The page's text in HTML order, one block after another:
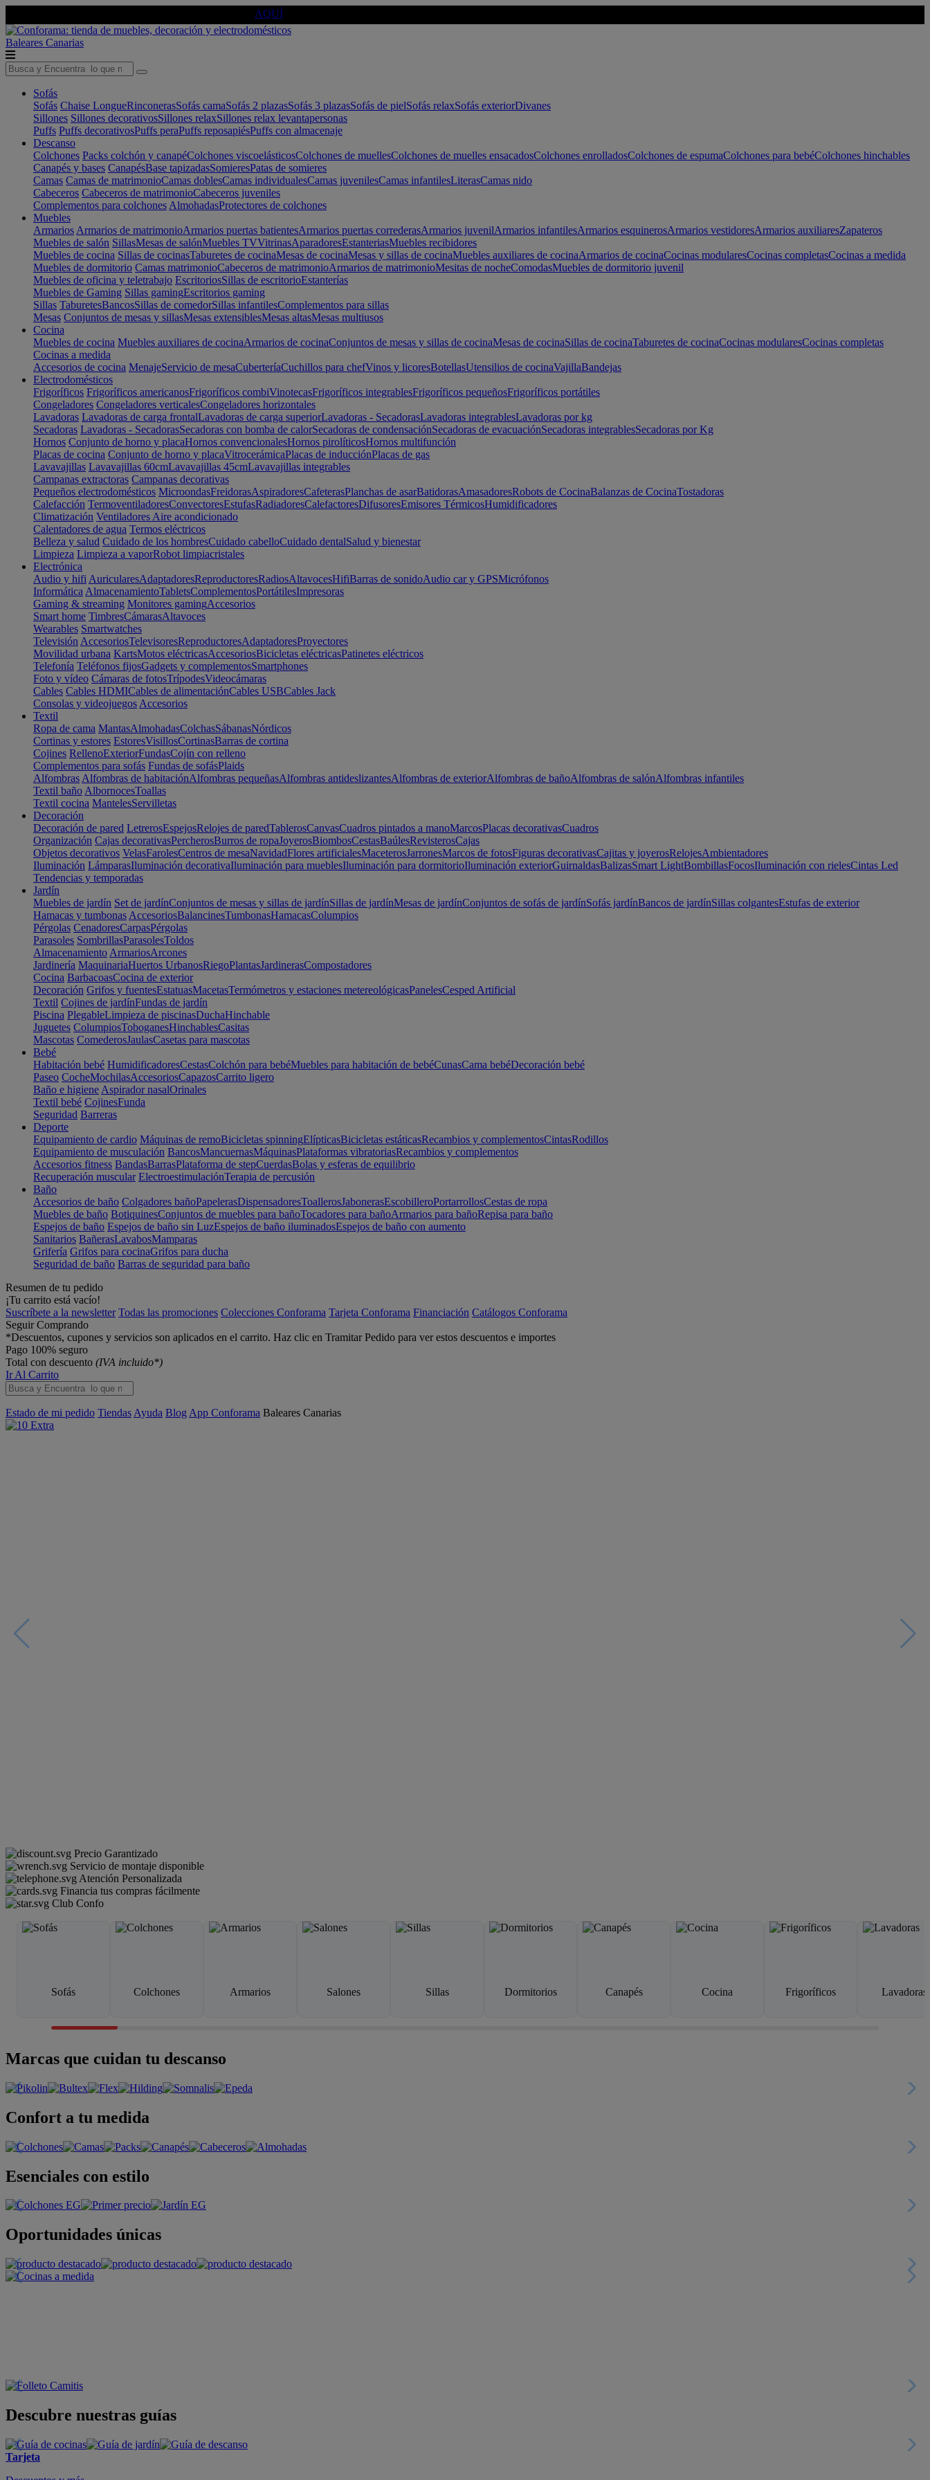
AQUÍ
Baleares Canarias
Sofás
Sofás Chaise LongueRinconerasSofás camaSofás 2 plazasSofás 3 plazasSofás de pielSofás relaxSofás exteriorDivanes
Sillones Sillones decorativosSillones relaxSillones relax levantapersonas
Puffs Puffs decorativosPuffs peraPuffs reposapiésPuffs con almacenaje
Descanso
Colchones Packs colchón y canapéColchones viscoelásticosColchones de muellesColchones de muelles ensacadosColchones enrolladosColchones de espumaColchones para bebéColchones hinchables
Canapés y bases CanapésBase tapizadasSomieresPatas de somieres
Camas Camas de matrimonioCamas doblesCamas individualesCamas juvenilesCamas infantilesLiterasCamas nido
Cabeceros Cabeceros de matrimonioCabeceros juveniles
Complementos para colchones AlmohadasProtectores de colchones
Muebles
Armarios Armarios de matrimonioArmarios puertas batientesArmarios puertas correderasArmarios juvenilArmarios infantilesArmarios esquinerosArmarios vestidoresArmarios auxiliaresZapateros
Muebles de salón SillasMesas de salónMuebles TVVitrinasAparadoresEstanteriasMuebles recibidores
Muebles de cocina Sillas de cocinasTaburetes de cocinaMesas de cocinaMesas y sillas de cocinaMuebles auxiliares de cocinaArmarios de cocinaCocinas modularesCocinas completasCocinas a medida
Muebles de dormitorio Camas matrimonioCabeceros de matrimonioArmarios de matrimonioMesitas de nocheComodasMuebles de dormitorio juvenil
Muebles de oficina y teletrabajo EscritoriosSillas de escritorioEstanterías
Muebles de Gaming Sillas gamingEscritorios gaming
Sillas TaburetesBancosSillas de comedorSillas infantilesComplementos para sillas
Mesas Conjuntos de mesas y sillasMesas extensiblesMesas altasMesas multiusos
Cocina
Muebles de cocina Muebles auxiliares de cocinaArmarios de cocinaConjuntos de mesas y sillas de cocinaMesas de cocinaSillas de cocinaTaburetes de cocinaCocinas modularesCocinas completas
Cocinas a medida
Accesorios de cocina MenajeServicio de mesaCuberteríaCuchillos para chefVinos y licoresBotellasUtensilios de cocinaVajillaBandejas
Electrodomésticos
Frigoríficos Frigoríficos americanosFrigoríficos combiVinotecasFrigoríficos integrablesFrigoríficos pequeñosFrigoríficos portátiles
Congeladores Congeladores verticalesCongeladores horizontales
Lavadoras Lavadoras de carga frontalLavadoras de carga superiorLavadoras - SecadorasLavadoras integrablesLavadoras por kg
Secadoras Lavadoras - SecadorasSecadoras con bomba de calorSecadoras de condensaciónSecadoras de evacuaciónSecadoras integrablesSecadoras por Kg
Hornos Conjunto de horno y placaHornos convencionalesHornos pirolíticosHornos multifunción
Placas de cocina Conjunto de horno y placaVitrocerámicaPlacas de inducciónPlacas de gas
Lavavajillas Lavavajillas 60cmLavavajillas 45cmLavavajillas integrables
Campanas extractoras Campanas decorativas
Pequeños electrodomésticos MicroondasFreidorasAspiradoresCafeterasPlanchas de asarBatidorasAmasadoresRobots de CocinaBalanzas de CocinaTostadoras
Calefacción TermoventiladoresConvectoresEstufasRadiadoresCalefactoresDifusoresEmisores TérmicosHumidificadores
Climatización Ventiladores Aire acondicionado
Calentadores de agua Termos eléctricos
Belleza y salud Cuidado de los hombresCuidado cabelloCuidado dentalSalud y bienestar
Limpieza Limpieza a vaporRobot limpiacristales
Electrónica
Audio y hifi AuricularesAdaptadoresReproductoresRadiosAltavocesHifiBarras de sonidoAudio car y GPSMicrófonos
Informática AlmacenamientoTabletsComplementosPortátilesImpresoras
Gaming & streaming Monitores gamingAccesorios
Smart home TimbresCámarasAltavoces
Wearables Smartwatches
Televisión AccesoriosTelevisoresReproductoresAdaptadoresProyectores
Movilidad urbana KartsMotos eléctricasAccesoriosBicicletas eléctricasPatinetes eléctricos
Telefonía Teléfonos fijosGadgets y complementosSmartphones
Foto y vídeo Cámaras de fotosTrípodesVideocámaras
Cables Cables HDMICables de alimentaciónCables USBCables Jack
Consolas y videojuegos Accesorios
Textil
Ropa de cama MantasAlmohadasColchasSábanasNórdicos
Cortinas y estores EstoresVisillosCortinasBarras de cortina
Cojines RellenoExteriorFundasCojín con relleno
Complementos para sofás Fundas de sofásPlaids
Alfombras Alfombras de habitaciónAlfombras pequeñasAlfombras antideslizantesAlfombras de exteriorAlfombras de bañoAlfombras de salónAlfombras infantiles
Textil baño AlbornocesToallas
Textil cocina MantelesServilletas
Decoración
Decoración de pared LetrerosEspejosRelojes de paredTablerosCanvasCuadros pintados a manoMarcosPlacas decorativasCuadros
Organización Cajas decorativasPercherosBurros de ropaJoyerosBiombosCestasBaúlesRevisterosCajas
Objetos decorativos VelasFarolesCentros de mesaNavidadFlores artificialesMaceterosJarronesMarcos de fotosFiguras decorativasCajitas y joyerosRelojesAmbientadores
Iluminación LámparasIluminación decorativaIluminación para mueblesIluminación para dormitorioIluminación exteriorGuirnaldasBalizasSmart LightBombillasFocosIluminación con rielesCintas Led
Tendencias y temporadas
Jardín
Muebles de jardín Set de jardínConjuntos de mesas y sillas de jardínSillas de jardínMesas de jardínConjuntos de sofás de jardínSofás jardínBancos de jardínSillas colgantesEstufas de exterior
Hamacas y tumbonas AccesoriosBalancinesTumbonasHamacasColumpios
Pérgolas CenadoresCarpasPérgolas
Parasoles SombrillasParasolesToldos
Almacenamiento ArmariosArcones
Jardinería MaquinariaHuertos UrbanosRiegoPlantasJardinerasCompostadores
Cocina BarbacoasCocina de exterior
Decoración Grifos y fuentesEstatuasMacetasTermómetros y estaciones metereológicasPanelesCesped Artificial
Textil Cojines de jardínFundas de jardín
Piscina PlegableLimpieza de piscinasDuchaHinchable
Juguetes ColumpiosToboganesHinchablesCasitas
Mascotas ComederosJaulasCasetas para mascotas
Bebé
Habitación bebé HumidificadoresCestasColchón para bebéMuebles para habitación de bebéCunasCama bebéDecoración bebé
Paseo CocheMochilasAccesoriosCapazosCarrito ligero
Baño e higiene Aspirador nasalOrinales
Textil bebé CojinesFunda
Seguridad Barreras
Deporte
Equipamiento de cardio Máquinas de remoBicicletas spinningElípticasBicicletas estáticasRecambios y complementosCintasRodillos
Equipamiento de musculación BancosMancuernasMáquinasPlataformas vibratoriasRecambios y complementos
Accesorios fitness BandasBarrasPlataforma de stepCuerdasBolas y esferas de equilibrio
Recuperación muscular ElectroestimulaciónTerapia de percusión
Baño
Accesorios de baño Colgadores bañoPapelerasDispensadoresToallerosJabonerasEscobilleroPortarrollosCestas de ropa
Muebles de baño BotiquinesConjuntos de muebles para bañoTocadores para bañoArmarios para bañoRepisa para baño
Espejos de baño Espejos de baño sin LuzEspejos de baño iluminadosEspejos de baño con aumento
Sanitarios BañerasLavabosMamparas
Grifería Grifos para cocinaGrifos para ducha
Seguridad de baño Barras de seguridad para baño
Resumen de tu pedido
¡Tu carrito está vacío!
Suscríbete a la newsletter Todas las promociones Colecciones Conforama Tarjeta Conforama Financiación Catálogos Conforama
Seguir Comprando
*Descuentos, cupones y servicios son aplicados en el carrito. Haz clic en Tramitar Pedido para ver estos descuentos e importes
Pago 100% seguro
Total con descuento (IVA incluido*)
Ir Al Carrito
Estado de mi pedido Tiendas Ayuda Blog App Conforama Baleares Canarias
Precio Garantizado
Servicio de montaje disponible
Atención Personalizada
Financia tus compras fácilmente
Club Confo
Sofás Colchones Armarios Salones Sillas Dormitorios Canapés Cocina Frigoríficos Lavadoras
Marcas que cuidan tu descanso
Confort a tu medida
Esenciales con estilo
Oportunidades únicas
Descubre nuestras guías
Tarjeta